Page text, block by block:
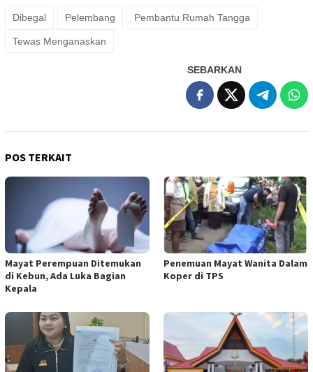
Dibegal Pelembang Pembantu Rumah Tangga
Tewas Menganaskan
SEBARKAN
POS TERKAIT
Mayat Perempuan Ditemukan
di Kebun, Ada Luka Bagian
Kepala
Penemuan Mayat Wanita Dalam
Koper di TPS